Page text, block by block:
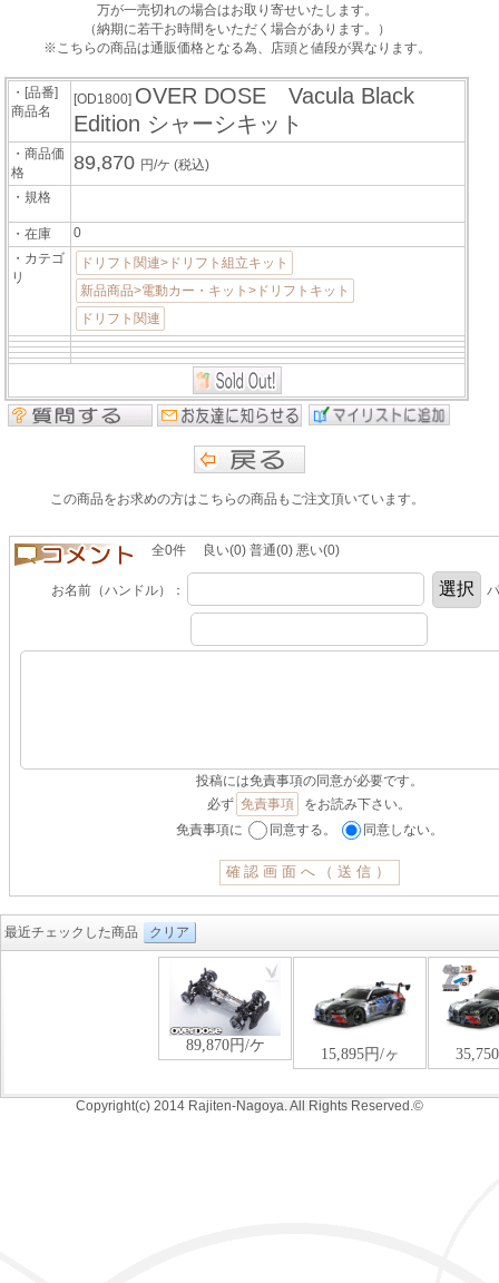
万が一売切れの場合はお取り寄せいたします。
（納期に若干お時間をいただく場合があります。）
※こちらの商品は通販価格となる為、店頭と値段が異なります。
・[品番]
商品名
[OD1800] OVER DOSE Vacula Black
Edition シャーシキット
・商品価
格
89,870 円/ケ(税込)
・規格
・在庫
0
・カテゴ
リ
ドリフト関連>ドリフト組立キット
新品商品>電動カー・キット>ドリフトキット
ドリフト関連
この商品をお求めの方はこちらの商品もご注文頂いています。
全0件 良い(0) 普通(0) 悪い(0)
お名前（ハンドル）：
投稿には免責事項の同意が必要です。
必ず 免責事項
をお読み下さい。
免責事項に
同意する。 同意しない。
最近チェックした商品 クリア
Copyright(c) 2014 Rajiten-Nagoya. All Rights Reserved.©